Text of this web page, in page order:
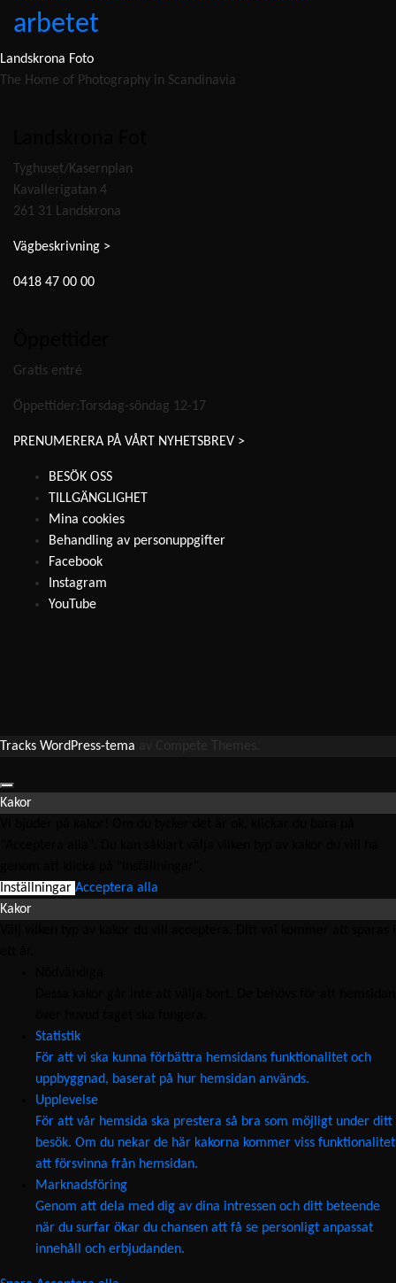
arbetet
Landskrona Foto
The Home of Photography in Scandinavia
Tyghuset/Kasernplan
Kavallerigatan 4
261 31 Landskrona
Vägbeskrivning >
0418 47 00 00
Gratis entré
Öppettider:Torsdag-söndag 12-17
PRENUMERERA PÅ VÅRT NYHETSBREV >
BESÖK OSS
TILLGÄNGLIGHET
Mina cookies
Behandling av personuppgifter
Facebook
Instagram
YouTube
Tracks WordPress-tema
Kakor
Inställningar Acceptera alla
Kakor
Statistik
För att vi ska kunna förbättra hemsidans funktionalitet och
uppbyggnad, baserat på hur hemsidan används.
Upplevelse
För att vår hemsida ska prestera så bra som möjligt under ditt
besök. Om du nekar de här kakorna kommer viss funktionalitet
att försvinna från hemsidan.
Marknadsföring
Genom att dela med dig av dina intressen och ditt beteende
när du surfar ökar du chansen att få se personligt anpassat
innehåll och erbjudanden.